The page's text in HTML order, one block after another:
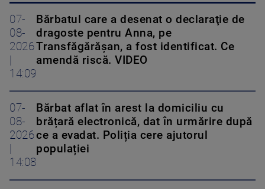
07-
08-
2026
|
14:09
Bărbatul care a desenat o declaraţie de
dragoste pentru Anna, pe
Transfăgărăşan, a fost identificat. Ce
amendă riscă. VIDEO
07-
08-
2026
|
14:08
Bărbat aflat în arest la domiciliu cu
brățară electronică, dat în urmărire după
ce a evadat. Poliția cere ajutorul
populației